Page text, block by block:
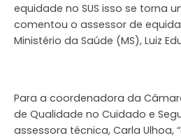
equidade no SUS isso se torna
comentou o assessor de
Ministério da Saúde (MS), Luiz
Para a coordenadora da
de Qualidade no Cuidado e
assessora técnica, Carla Ulhoa,